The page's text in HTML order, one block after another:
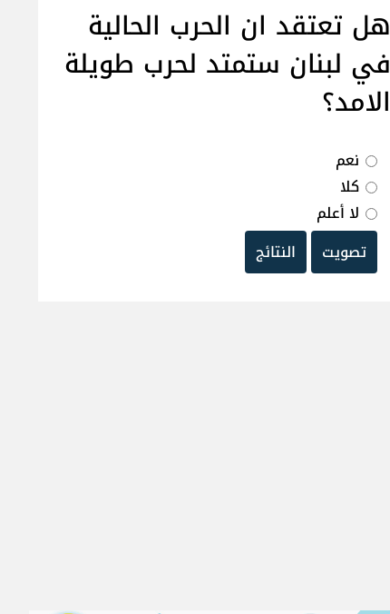
هل تعتقد ان الحرب الحالية
في لبنان ستمتد لحرب طويلة
الامد؟
نعم
كلا
لا أعلم
تصويت
النتائج